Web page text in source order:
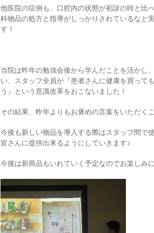
他医院の症例も、口腔内の状態が初診の時と比
科物品の処方と指導がしっかりされているなと
す！
当院は昨年の勉強会後から学んだことを活かし
い、スタッフ全員が『患者さんに健康を買って
う』という意識改革をおこないました！
その結果、昨年よりもお褒めの言葉をいただく
今後も新しい物品を導入する際はスタッフ間で
皆さんに提供出来るようにしていきます♪
今後は新商品もいれていく予定なのでお楽しみ